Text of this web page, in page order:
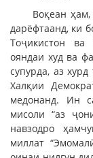
Воқеан
дарёфтаанд, ки
Тоҷикистон
ояндаи худ ва
супурда, аз
Халқии
медонанд. Ин
мисоли “аз
навзодро
миллат